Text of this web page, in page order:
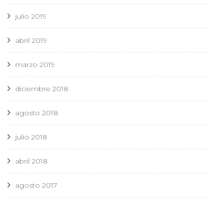
julio 2019
abril 2019
marzo 2019
diciembre 2018
agosto 2018
julio 2018
abril 2018
agosto 2017